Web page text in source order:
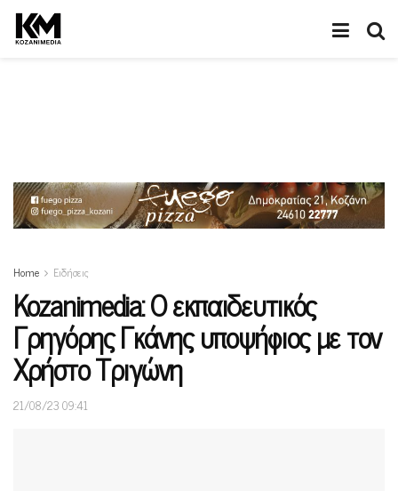
Home Ειδήσεις
Kozanimedia: Ο εκπαιδευτικός
Γρηγόρης Γκάνης υποψήφιος με τον
Χρήστο Τριγώνη
21/08/23 09:41